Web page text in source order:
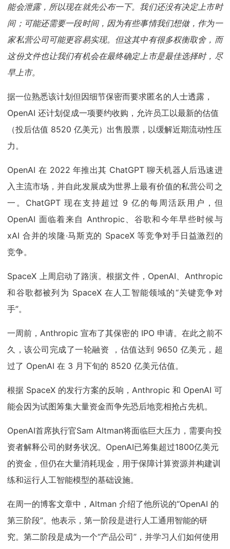
能会泄露，所以现在就先公布一下。我们还没有决定上市时
间；可能还需要一段时间，因为有些事情我们想做，作为一
家私营公司可能更容易实现。但这其中有很多权衡取舍，而
这份文件也让我们有机会在最终确定上市是最佳选择时，尽
早上市。
据一位熟悉该计划但因细节保密而要求匿名的人士透露，
OpenAI 还计划促成一项要约收购，允许员工以最新的估值
（投后估值 8520 亿美元）出售股票，以缓解近期流动性压
力。
OpenAI 在 2022 年推出其 ChatGPT 聊天机器人后迅速进
入主流市场，并自此发展成为世界上最有价值的私营公司之
一。ChatGPT 现在支持超过 9 亿的每周活跃用户，但
OpenAI 面临着来自 Anthropic、谷歌和今年早些时候与
xAI 合并的埃隆·马斯克的 SpaceX 等竞争对手日益激烈的
竞争。
SpaceX 上周启动了路演。根据文件，OpenAI、Anthropic
和谷歌都被列为 SpaceX 在人工智能领域的“关键竞争对
手”。
一周前，Anthropic 宣布了其保密的 IPO 申请。在此之前不
久，该公司完成了一轮融资 ，估值达到 9650 亿美元，超
过了 OpenAI 在 3 月下旬的 8520 亿美元估值。
根据 SpaceX 的发行方案的反响，Anthropic 和 OpenAI 可
能会因为试图筹集大量资金而争先恐后地竞相抢占先机。
OpenAI首席执行官Sam Altman将面临巨大压力，需要向投
资者解释公司的财务状况。OpenAI已筹集超过1800亿美元
的资金，但仍在大量消耗现金，用于保障计算资源并构建训
练和运行人工智能模型的基础设施。
在周一的博客文章中，Altman 介绍了他所说的“OpenAI 的
第三阶段”。他表示，第一阶段是进行人工通用智能的研
究。第二阶段是成为一个“产品公司”，并学习人们如何使用